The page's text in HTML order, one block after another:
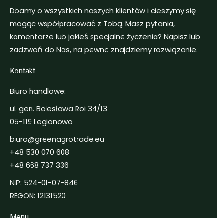
Dbamy o wszystkich naszych klientów i cieszymy się
mogąc współpracować z Tobą. Masz pytania,
komentarze lub jakieś specjalne życzenia? Napisz lub
zadzwoń do Nas, na pewno znajdziemy rozwiązanie.
Kontakt
Biuro handlowe:
ul. gen. Bolesława Roi 34/13
05-119 Legionowo
biuro@greenagrotrade.eu
+48 530 070 608
+48 668 737 336
NIP: 524-01-07-846
REGON: 12131520